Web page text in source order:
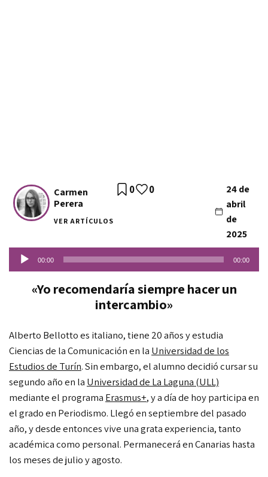
Carmen
Perera
VER ARTÍCULOS
24 de
abril
de
2025
0 0
Reproductor
de
00:00 00:00
«Yo recomendaría siempre hacer un
intercambio»
Alberto Bellotto es italiano, tiene 20 años y estudia
Ciencias de la Comunicación en la Universidad de los
Estudios de Turín. Sin embargo, el alumno decidió cursar su
segundo año en la Universidad de La Laguna (ULL)
mediante el programa Erasmus+, y a día de hoy participa en
elgrado en Periodismo. Llegó en septiembre del pasado
año, y desde entonces vive una grata experiencia, tanto
académica como personal. Permanecerá en Canarias hasta
los meses de julio y agosto.